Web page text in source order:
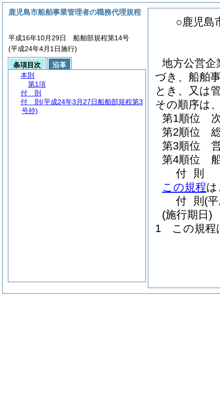
○鹿児島
地方公営企
づき、船舶
とき、又は
その順序は
第1順位
第2順位
第3順位
第4順位
付 則
この規程は
付 則 (
(施行期日)
1
この規程
鹿児島市船舶事業管理者の職務代理規程
平成16年10月29日 船舶部規程第14号
(平成24年4月1日施行)
条項目次
沿革
本則
第1項
付 則
付 則 (平成24年3月27日船舶部規程第3
号抄)